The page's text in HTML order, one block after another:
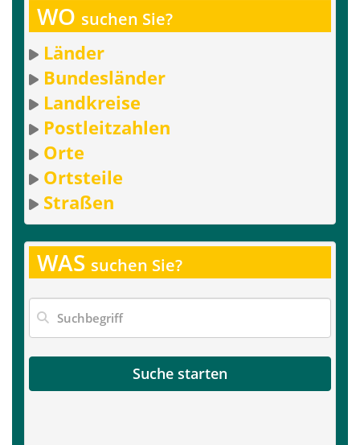
WO suchen Sie?
Länder
Bundesländer
Landkreise
Postleitzahlen
Orte
Ortsteile
Straßen
WAS suchen Sie?
Suche starten